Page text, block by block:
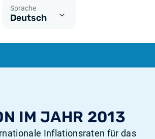
Sprache
Deutsch
IM JAHR 2013
Inflationsraten für das